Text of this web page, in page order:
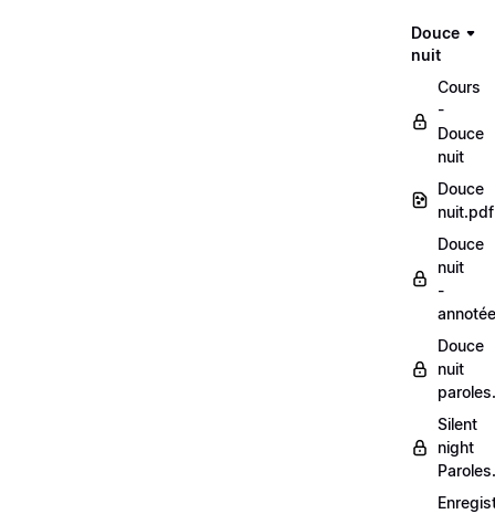
Douce
nuit
Cours
-
Douce
nuit
Douce
nuit.pdf
Douce
nuit
-
Douce
nuit
Silent
night